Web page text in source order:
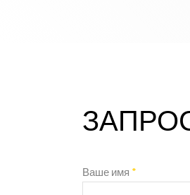
Ваше имя *